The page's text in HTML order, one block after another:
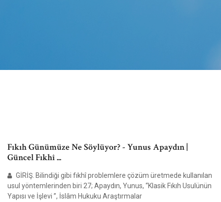
Fıkıh Günümüze Ne Söylüyor? - Yunus Apaydın |
Güncel Fıkhî ...
GİRİŞ. Bilindiği gibi fıkhî problemlere çözüm üretmede kullanılan
usul yöntemlerinden biri 27; Apaydın, Yunus, “Klasik Fıkıh Usulünün
Yapısı ve İşlevi ”, İslâm Hukuku Araştırmalar